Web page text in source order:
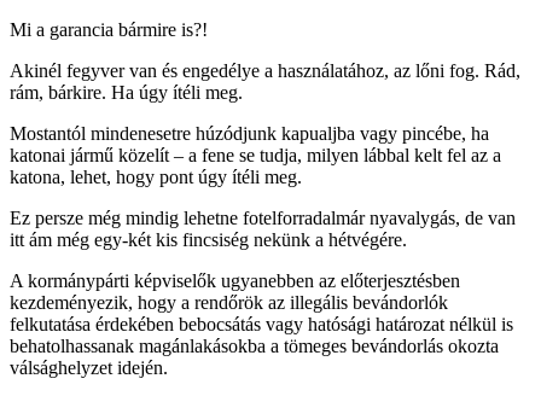
Mi a garancia bármire is?!
Akinél fegyver van és engedélye a használatához, az lőni fog. Rád,
rám, bárkire. Ha úgy ítéli meg.
Mostantól mindenesetre húzódjunk kapualjba vagy pincébe, ha
katonai jármű közelít – a fene se tudja, milyen lábbal kelt fel az a
katona, lehet, hogy pont úgy ítéli meg.
Ez persze még mindig lehetne fotelforradalmár nyavalygás, de van
itt ám még egy-két kis fincsiség nekünk a hétvégére.
A kormánypárti képviselők ugyanebben az előterjesztésben
kezdeményezik, hogy a rendőrök az illegális bevándorlók
felkutatása érdekében bebocsátás vagy hatósági határozat nélkül is
behatolhassanak magánlakásokba a tömeges bevándorlás okozta
válsághelyzet idején.